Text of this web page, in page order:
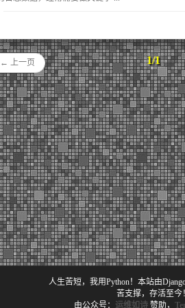
← 上一页 1/1
人生苦短，我用Python！本站由
苦支撑，存活至今！
由公众号：
运维如诗赞助，